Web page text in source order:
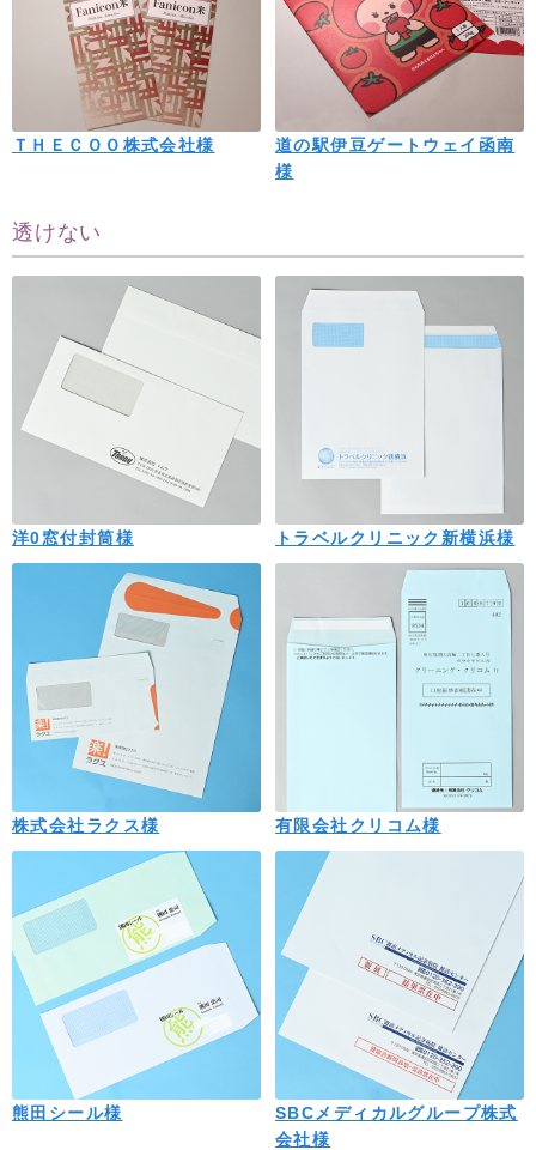
ＴＨＥＣＯＯ株式会社様
道の駅伊豆ゲートウェイ函南
様
透けない
洋0窓付封筒様 トラベルクリニック新横浜様
株式会社ラクス様 有限会社クリコム様
熊田シール様
SBCメディカルグループ株式
会社様